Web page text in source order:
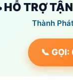
HỖ TRỢ
Thành
📞